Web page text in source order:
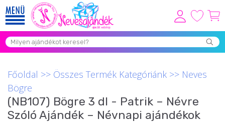
Viszonteladóknak
Grill Party Kellékek ❤️
Egyedi Ajándékok Rendelés
Összes Ajándék Kategória ⭐
Főoldal >> Összes Termék Kategóriánk >> Neves
Bögre
(NB107) Bögre 3 dl - Patrik – Névre
Szóló Ajándék – Névnapi ajándékok